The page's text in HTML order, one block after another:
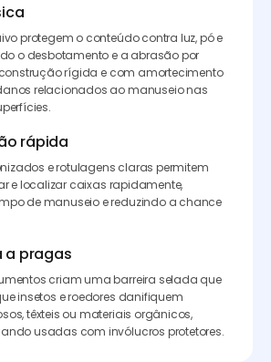
protegem o conteúdo contra luz, pó e
o desbotamento e a abrasão por
rígida e com amortecimento
relacionados ao manuseio nas
rápida
e rotulagens claras permitem
e localizar caixas rapidamente,
de manuseio e reduzindo a chance
a pragas
criam uma barreira selada que
insetos e roedores danifiquem
têxteis ou materiais orgânicos,
usadas com invólucros protetores.